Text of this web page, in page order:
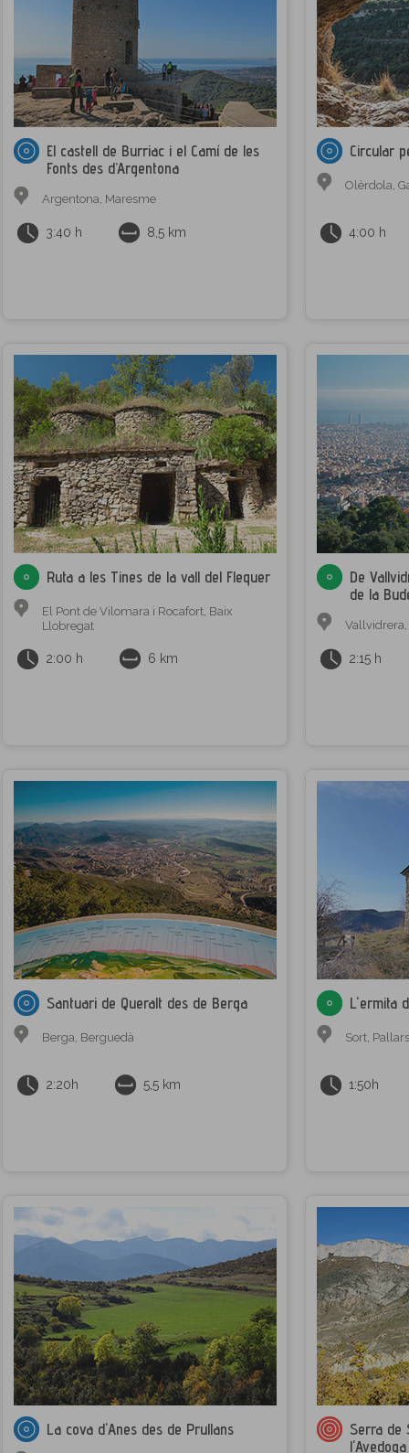
El castell de Burriac i el Camí de les
Fonts des d’Argentona
Argentona, Maresme
3:40 h 8,5 km
Circular
Olèrdola,
4:00 h
Ruta a les Tines de la vall del Flequer
El Pont de Vilomara i Rocafort, Baix
Llobregat
2:00 h 6 km
De
de la
Vallvidrera,
2:15 h
Santuari de Queralt des de Berga
Berga, Berguedà
2:20h 5,5 km
L'ermita
Sort,
1:50h
La cova d'Anes des de Prullans
Serra de